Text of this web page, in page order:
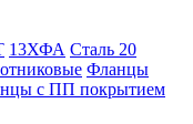
13ХФА Сталь 20
Фланцы
с ПП покрытием